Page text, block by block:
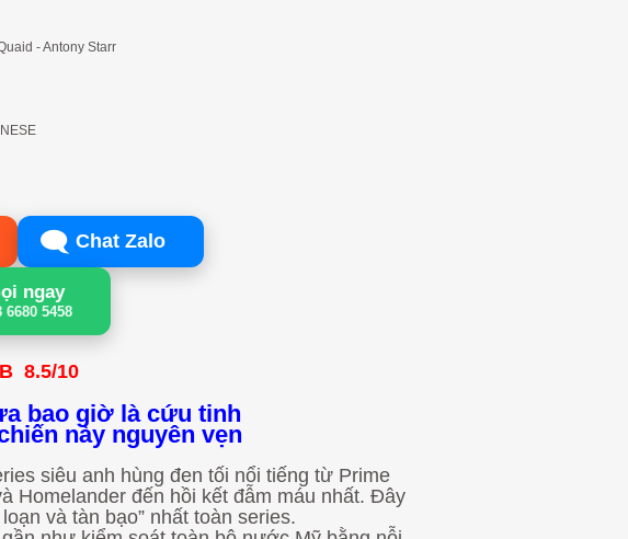
- Antony Starr
🗨️ Chat Zalo
ngay
6680 5458
8.5/10
bao giờ là cứu tinh
này nguyên vẹn
siêu anh hùng đen tối nổi tiếng từ Prime
Homelander đến hồi kết đẫm máu nhất. Đây
và tàn bạo” nhất toàn series.